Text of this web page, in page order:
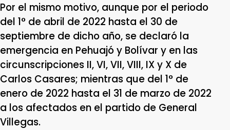
Por el mismo motivo, aunque por el periodo
del 1° de abril de 2022 hasta el 30 de
septiembre de dicho año, se declaró la
emergencia en Pehuajó y Bolívar y en las
circunscripciones II, VI, VII, VIII, IX y X de
Carlos Casares; mientras que del 1° de
enero de 2022 hasta el 31 de marzo de 2022
a los afectados en el partido de General
Villegas.